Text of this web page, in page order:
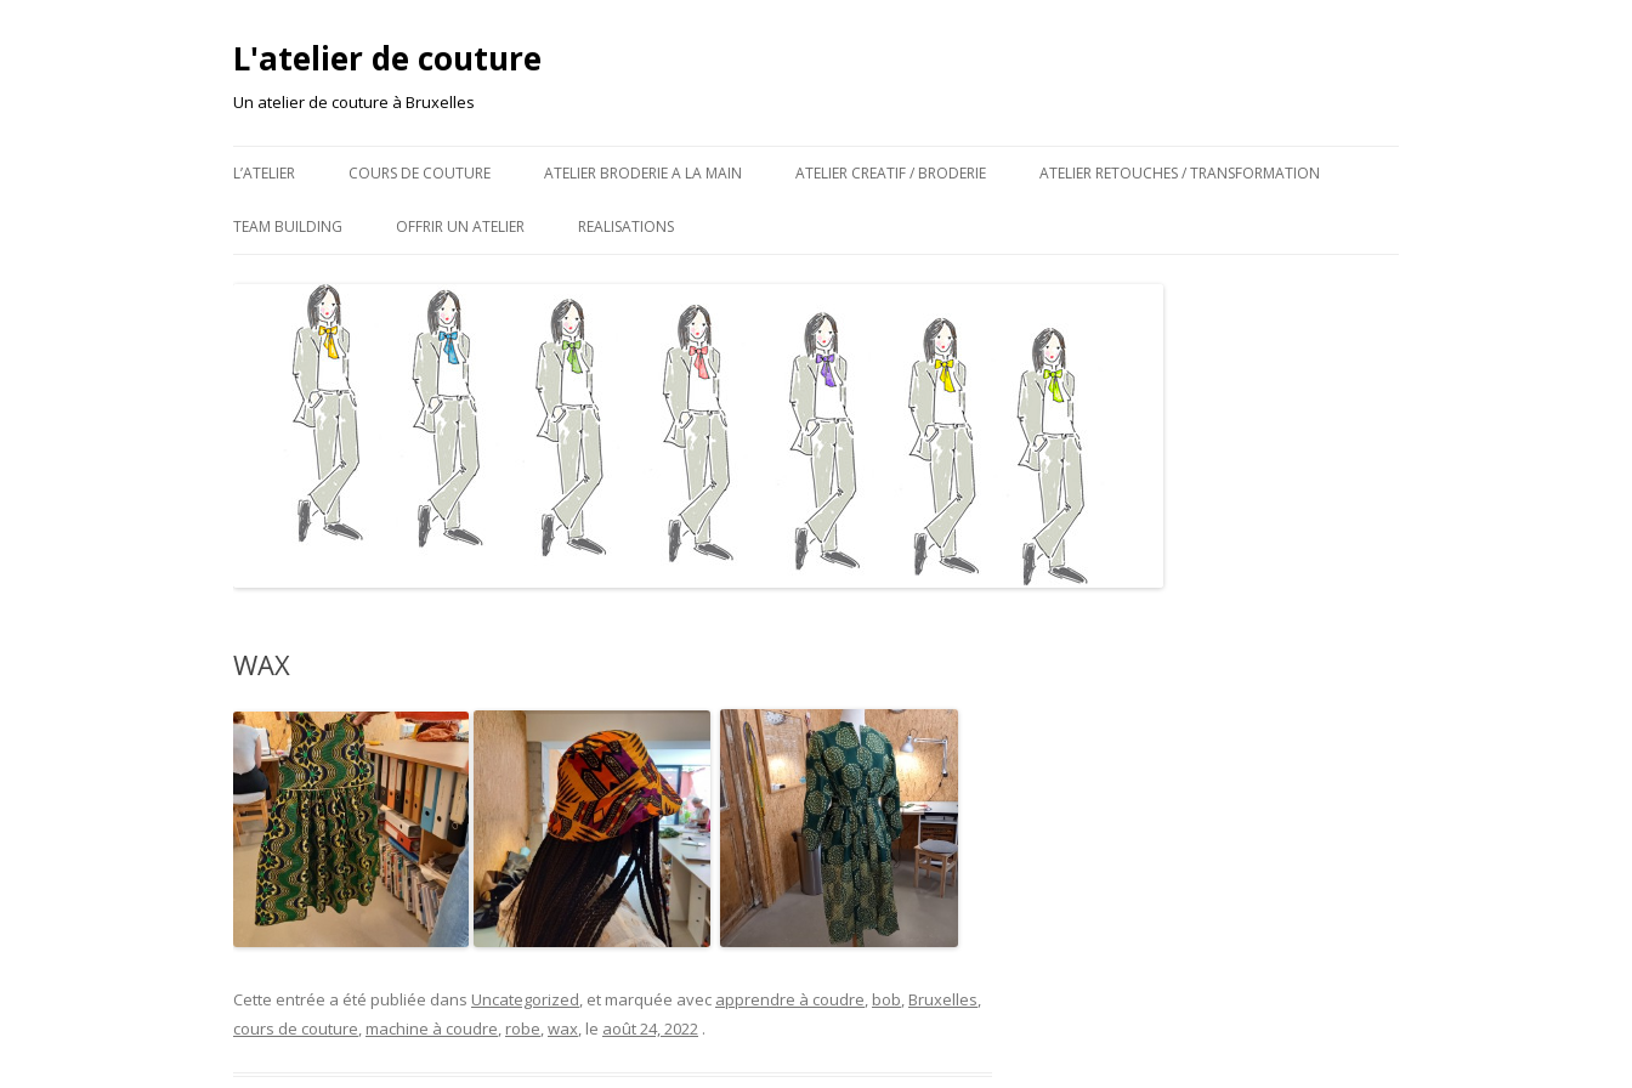
L'atelier de couture
Un atelier de couture à Bruxelles
L’ATELIER COURS DE COUTURE ATELIER BRODERIE A LA MAIN ATELIER CREATIF / BRODERIE ATELIER RETOUCHES / TRANSFORMATION
TEAM BUILDING OFFRIR UN ATELIER REALISATIONS
WAX
Cette entrée a été publiée dans Uncategorized, et marquée avec apprendre à coudre, bob, Bruxelles,
cours de couture, machine à coudre, robe,wax, le août 24, 2022 .